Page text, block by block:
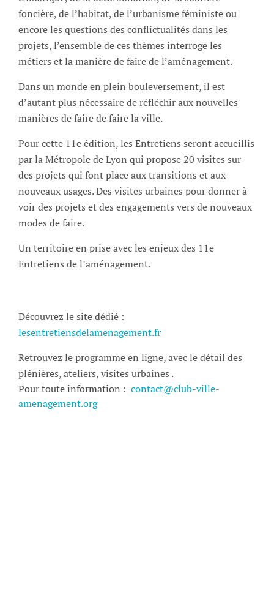
foncière, de l’habitat, de l’urbanisme féministe ou
encore les questions des conflictualités dans les
projets, l’ensemble de ces thèmes interroge les
métiers et la manière de faire de l’aménagement.
Dans un monde en plein bouleversement, il est
d’autant plus nécessaire de réfléchir aux nouvelles
manières de faire de faire la ville.
Pour cette 11e édition, les Entretiens seront accueillis
par la Métropole de Lyon qui propose 20 visites sur
des projets qui font place aux transitions et aux
nouveaux usages. Des visites urbaines pour donner à
voir des projets et des engagements vers de nouveaux
modes de faire.
Un territoire en prise avec les enjeux des 11e
Entretiens de l’aménagement.
Découvrez le site dédié :
lesentretiensdelamenagement.fr
Retrouvez le programme en ligne, avec le détail des
plénières, ateliers, visites urbaines .
Pour toute information : contact@club-ville-
amenagement.org